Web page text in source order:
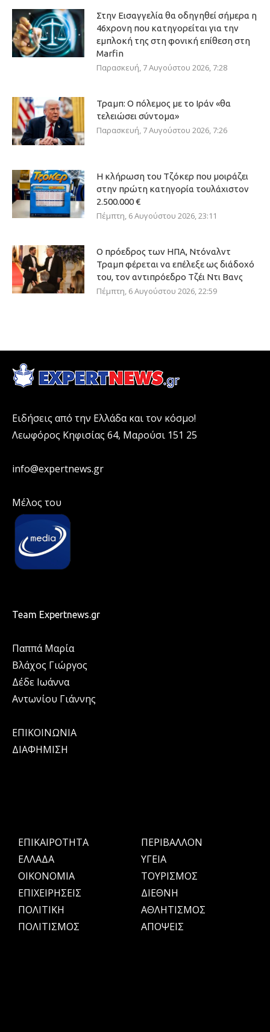
Στην Εισαγγελία θα οδηγηθεί σήμερα η
46χρονη που κατηγορείται για την
εμπλοκή της στη φονική επίθεση στη
Marfin
Παρασκευή, 7 Αυγούστου 2026, 7:28
Τραμπ: Ο πόλεμος με το Ιράν «θα
τελειώσει σύντομα»
Παρασκευή, 7 Αυγούστου 2026, 7:26
Η κλήρωση του Τζόκερ που μοιράζει
στην πρώτη κατηγορία τουλάχιστον
2.500.000 €
Πέμπτη, 6 Αυγούστου 2026, 23:11
Ο πρόεδρος των ΗΠΑ, Ντόναλντ
Τραμπ φέρεται να επέλεξε ως διάδοχό
του, τον αντιπρόεδρο Τζέι Ντι Βανς
Πέμπτη, 6 Αυγούστου 2026, 22:59
Ειδήσεις από την Ελλάδα και τον κόσμο!
Λεωφόρος Κηφισίας 64, Μαρούσι 151 25
info@expertnews.gr
Μέλος του
Team Expertnews.gr
Παππά Μαρία
Βλάχος Γιώργος
Δέδε Ιωάννα
Αντωνίου Γιάννης
ΕΠΙΚΟΙΝΩΝΙΑ
ΔΙΑΦΗΜΙΣΗ
ΕΠΙΚΑΙΡΟΤΗΤΑ
ΕΛΛΑΔΑ
OIKONOMIA
ΕΠΙΧΕΙΡΗΣΕΙΣ
ΠΟΛΙΤΙΚΗ
ΠΟΛΙΤΙΣΜΟΣ
ΠΕΡΙΒΑΛΛΟΝ
ΥΓΕΙΑ
ΤΟΥΡΙΣΜΟΣ
ΔΙΕΘΝΗ
ΑΘΛΗΤΙΣΜΟΣ
ΑΠΟΨΕΙΣ